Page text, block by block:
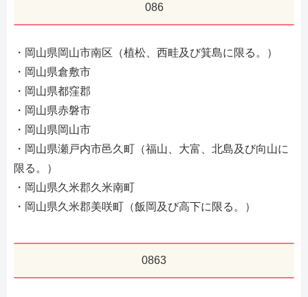
086
・岡山県岡山市南区（植松、西畦及び箕島に限る。）
・岡山県倉敷市
・岡山県都窪郡
・岡山県赤磐市
・岡山県岡山市
・岡山県瀬戸内市邑久町（福山、大富、北島及び向山に
限る。）
・岡山県久米郡久米南町
・岡山県久米郡美咲町（飯岡及び高下に限る。）
0863